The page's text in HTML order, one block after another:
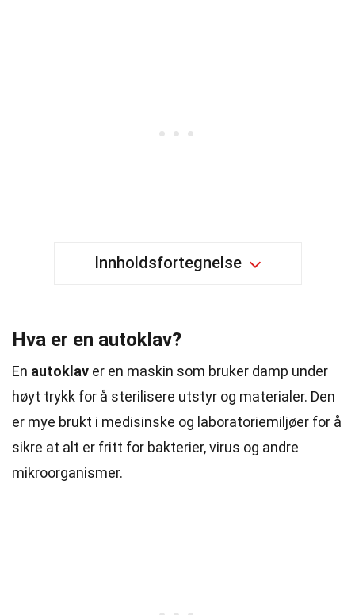
Innholdsfortegnelse
Hva er en autoklav?
En autoklav er en maskin som bruker damp under
høyt trykk for å sterilisere utstyr og materialer. Den
er mye brukt i medisinske og laboratoriemiljøer for å
sikre at alt er fritt for bakterier, virus og andre
mikroorganismer.